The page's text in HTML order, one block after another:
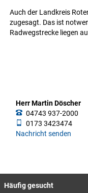
Auch der Landkreis
zugesagt. Das ist
Radwegstrecke liegen
Herr Martin Döscher
04743 937-2000
0173 3423474
Nachricht senden
Häufig gesucht